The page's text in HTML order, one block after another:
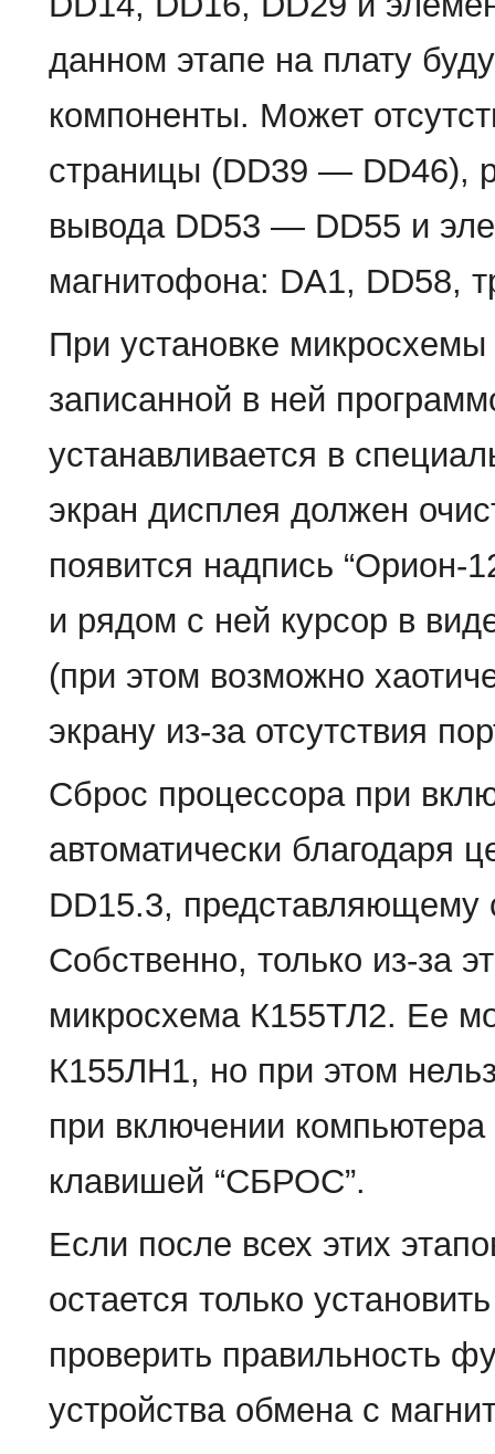
данном этапе на плату
компоненты. Может
страницы (DD39 — DD46),
вывода DD53 — DD55 и
магнитофона: DA1, DD58,
При установке
записанной в ней
устанавливается в
экран дисплея должен
появится надпись “Орион-
и рядом с ней курсор в
(при этом возможно
экрану из-за отсутствия
Сброс процессора при
автоматически благодаря
DD15.3, представляющему
Собственно, только из-за
микросхема К155ТЛ2. Ее
К155ЛН1, но при этом
при включении компьютера
клавишей “СБРОС”.
Если после всех этих
остается только
проверить правильность
устройства обмена с